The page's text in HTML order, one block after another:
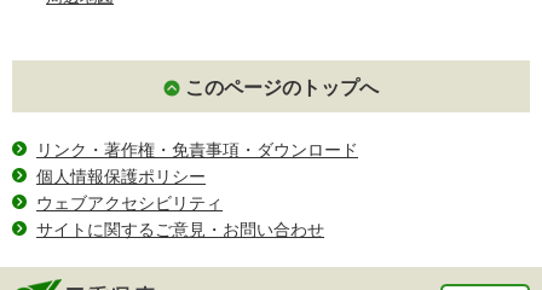
このページのトップへ
リンク・著作権・免責事項・ダウンロード
個人情報保護ポリシー
ウェブアクセシビリティ
サイトに関するご意見・お問い合わせ